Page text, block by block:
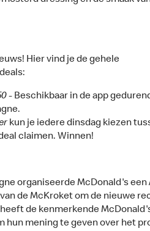
Hier vind je de gehele
- Beschikbaar in de app
kun je iedere dinsdag kiezen
claimen. Winnen!
organiseerde McDonald's een
de McKroket om de nieuwe
de kenmerkende
hun mening te geven over het